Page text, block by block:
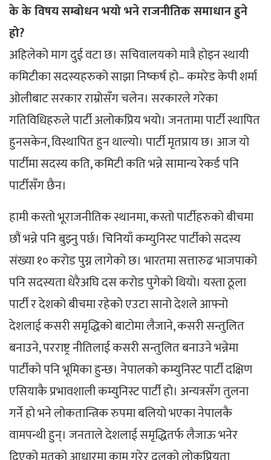
के के विषय सम्बोधन भयो भने राजनीतिक समाधान हुने
हो?
अहिलेको माग दुई वटा छ। सचिवालयको मात्रै होइन स्थायी
कमिटीका सदस्यहरुको साझा निष्कर्ष हो– कमरेड केपी शर्मा
ओलीबाट सरकार राम्रोसँग चलेन। सरकारले गरेका
गतिविधिहरुले पार्टी अलोकप्रिय भयो। जनतामा पार्टी स्थापित
हुनसकेन, विस्थापित हुन थाल्यो। पार्टी मृतप्राय छ। आज यो
पार्टीमा सदस्य कति, कमिटी कति भन्ने सामान्य रेकर्ड पनि
पार्टीसँग छैन।
हामी कस्तो भूराजनीतिक स्थानमा, कस्तो पार्टीहरुको बीचमा
छौं भन्ने पनि बुझ्नु पर्छ। चिनियाँ कम्युनिस्ट पार्टीको सदस्य
संख्या १० करोड पुग्न लागेको छ। भारतमा सत्तारुढ भाजपाको
पनि सदस्यता धेरैअघि दस करोड पुगेको थियो। यस्ता ठूला
पार्टी र देशको बीचमा रहेको एउटा सानो देशले आफ्नो
देशलाई कसरी समृद्धिको बाटोमा लैजाने, कसरी सन्तुलित
बनाउने, परराष्ट्र नीतिलाई कसरी सन्तुलित बनाउने भन्नेमा
पार्टीको पनि भूमिका हुन्छ। नेपालको कम्युनिस्ट पार्टी दक्षिण
एसियाकै प्रभावशाली कम्युनिस्ट पार्टी हो। अन्यत्रसँग तुलना
गर्ने हो भने लोकतान्त्रिक रुपमा बलियो भएका नेपालकै
वामपन्थी हुन्। जनताले देशलाई समृद्धितर्फ लैजाऊ भनेर